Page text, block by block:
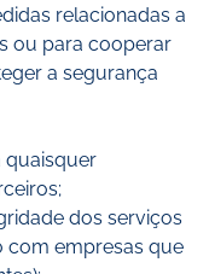
relacionadas a
ou para cooperar
a segurança
quaisquer
dos serviços
com empresas que